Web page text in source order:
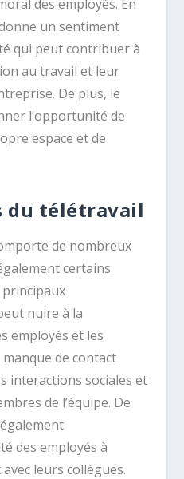
des employés. En
un sentiment
qui peut contribuer à
au travail et leur
De plus, le
l’opportunité de
espace et de
du télétravail
de nombreux
certains
principaux
nuire à la
employés et les
de contact
interactions sociales et
de l’équipe. De
des employés à
leurs collègues.